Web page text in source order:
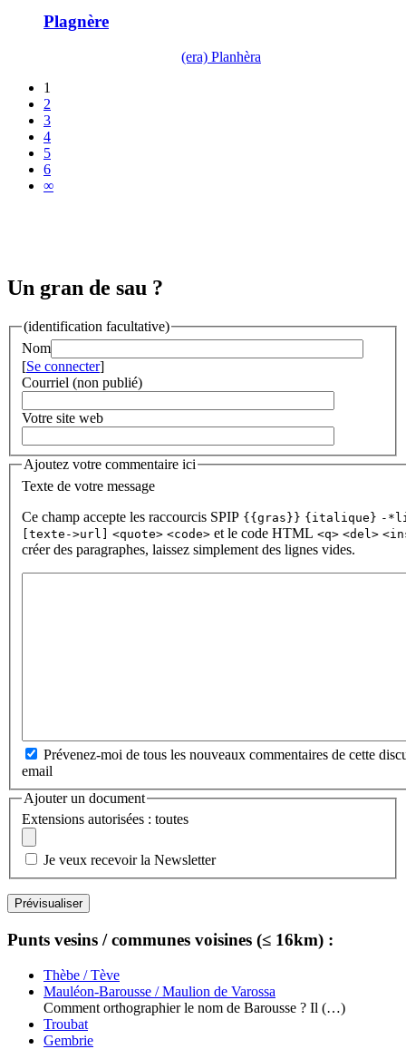
Plagnère
(era) Planhèra
1
2
3
4
5
6
∞
Un gran de sau ?
(identification facultative)
Nom
[Se connecter]
Courriel (non publié)
Votre site web
Ajoutez votre commentaire ici
Texte de votre message
Ce champ accepte les raccourcis SPIP {{gras}} {italique} -
[texte->url] <quote> <code> et le code HTML <q> <del>
créer des paragraphes, laissez simplement des lignes vides.
Prévenez-moi de tous les nouveaux commentaires de cette
email
Ajouter un document
Extensions autorisées : toutes
Je veux recevoir la Newsletter
Punts vesins / communes voisines (≤ 16km) :
Thèbe / Tève
Mauléon-Barousse / Maulion de Varossa
Comment orthographier le nom de Barousse ? Il (…)
Troubat
Gembrie